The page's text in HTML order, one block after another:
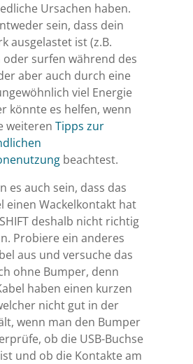
Ursachen haben.
sein, dass dein
ausgelastet ist (z.B.
surfen während des
aber auch durch eine
viel Energie
könnte es helfen, wenn
weiteren Tipps zur
beachtest.
es auch sein, dass das
einen Wackelkontakt hat
deshalb nicht richtig
Probiere ein anderes
aus und versuche das
ohne Bumper, denn
haben einen kurzen
nicht gut in der
wenn man den Bumper
ob die USB-Buchse
und ob die Kontakte am